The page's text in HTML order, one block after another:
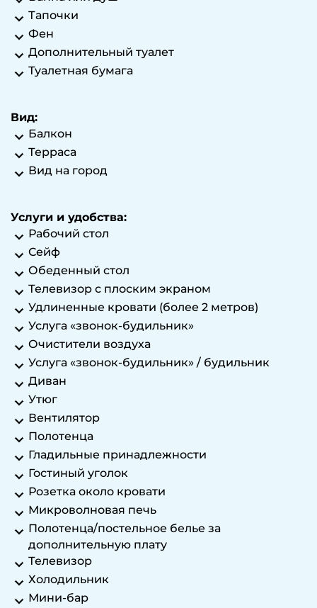
Тапочки
Фен
Дополнительный туалет
Туалетная бумага
Вид:
Балкон
Терраса
Вид на город
Услуги и удобства:
Рабочий стол
Сейф
Обеденный стол
Телевизор с плоским экраном
Удлиненные кровати (более 2 метров)
Услуга «звонок-будильник»
Очистители воздуха
Услуга «звонок-будильник» / будильник
Диван
Утюг
Вентилятор
Полотенца
Гладильные принадлежности
Гостиный уголок
Розетка около кровати
Микроволновая печь
Полотенца/постельное белье за
дополнительную плату
Телевизор
Холодильник
Мини-бар